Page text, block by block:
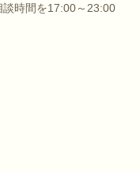
時間を17:00～23:00